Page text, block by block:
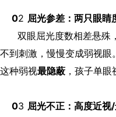
02 屈光参差：两只眼睛
双眼屈光度数相差悬殊，
不到刺激，慢慢变成弱视眼。
这种弱视最隐蔽 ，孩子单
03 屈光不正：高度近